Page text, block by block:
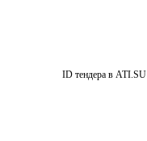
ID тендера в ATI.SU